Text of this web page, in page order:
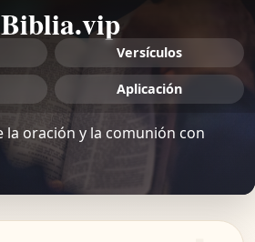
Biblia.vip
Versículos
Aplicación
la oración y la comunión con